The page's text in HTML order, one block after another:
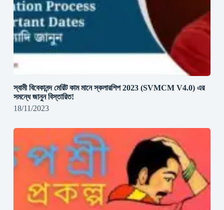
স্বামী বিবেকানন্দ মেরিট কাম মানে স্কলারশিপ 2023 (SVMCM V4.0) এর
সমন্ধে জানুন বিস্তারিত!
18/11/2023